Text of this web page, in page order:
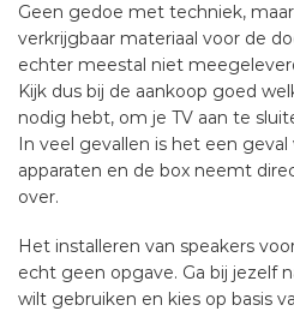
Geen gedoe met techniek,
verkrijgbaar materiaal voor de
echter meestal niet
Kijk dus bij de aankoop goed
nodig hebt, om je TV aan te
In veel gevallen is het een
apparaten en de box neemt
over.
Het installeren van speakers
echt geen opgave. Ga bij jezelf
wilt gebruiken en kies op basis